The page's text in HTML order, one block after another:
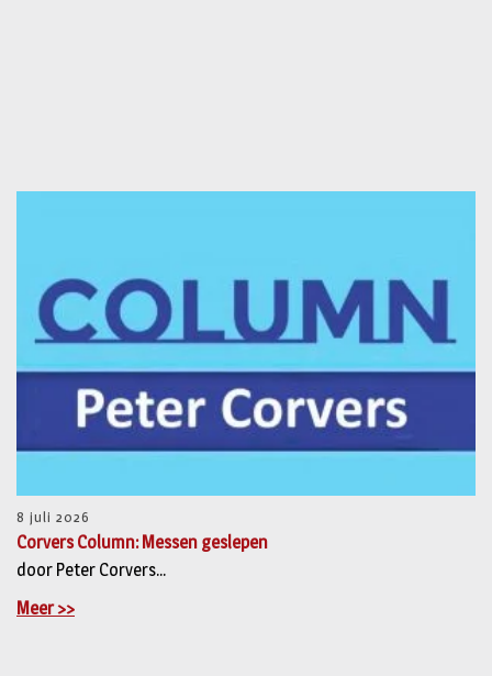
8 juli 2026
Corvers Column: Messen geslepen
door Peter Corvers...
Meer >>